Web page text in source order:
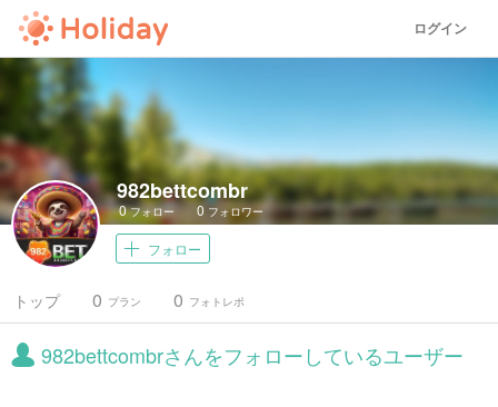
ログイン
982bettcombr
0フォロー 0 フォロワー
フォロー
トップ プラン
0 フォトレポ
0
982bettcombrさんをフォローしているユーザー